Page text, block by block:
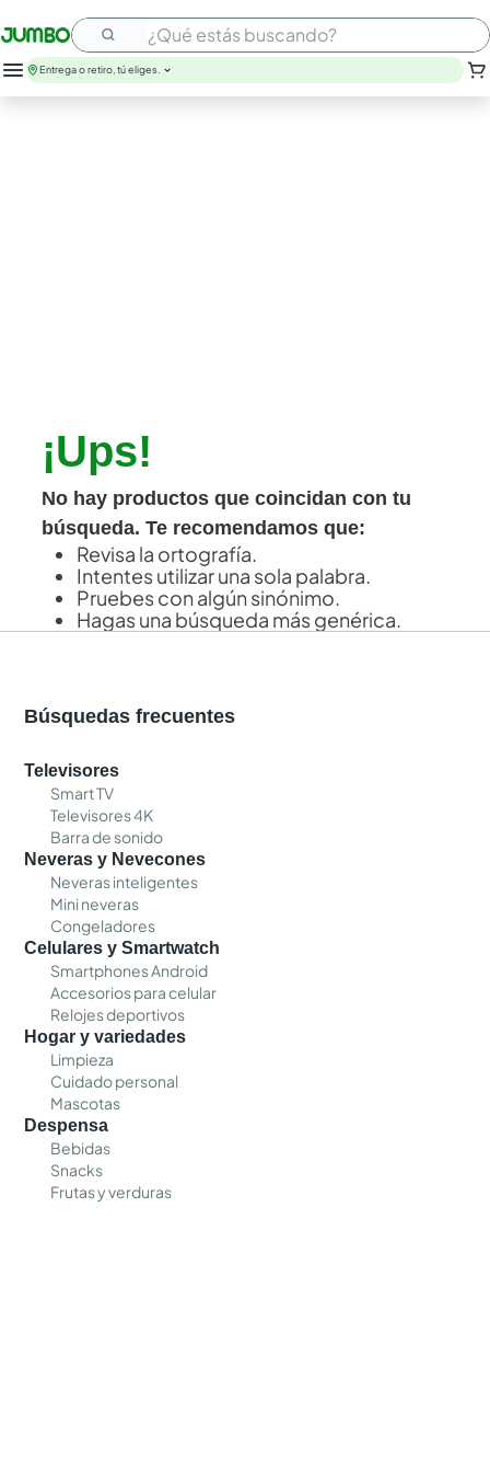
¿Qué estás buscando?
Entrega o retiro, tú eliges.
¡Ups!
No hay productos que coincidan con tu
búsqueda. Te recomendamos que:
Revisa la ortografía.
Intentes utilizar una sola palabra.
Pruebes con algún sinónimo.
Hagas una búsqueda más genérica.
Búsquedas frecuentes
Televisores
Smart TV
Televisores 4K
Barra de sonido
Neveras y Nevecones
Neveras inteligentes
Mini neveras
Congeladores
Celulares y Smartwatch
Smartphones Android
Accesorios para celular
Relojes deportivos
Hogar y variedades
Limpieza
Cuidado personal
Mascotas
Despensa
Bebidas
Snacks
Frutas y verduras